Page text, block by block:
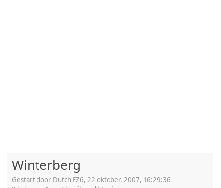
Winterberg
Gestart door Dutch FZ6, 22 oktober, 2007, 16:29:36